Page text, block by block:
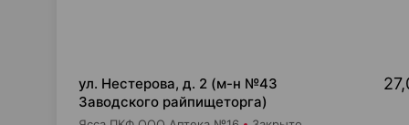
ул. Нестерова, д. 2 (м-н №43
Заводского райпищеторга)